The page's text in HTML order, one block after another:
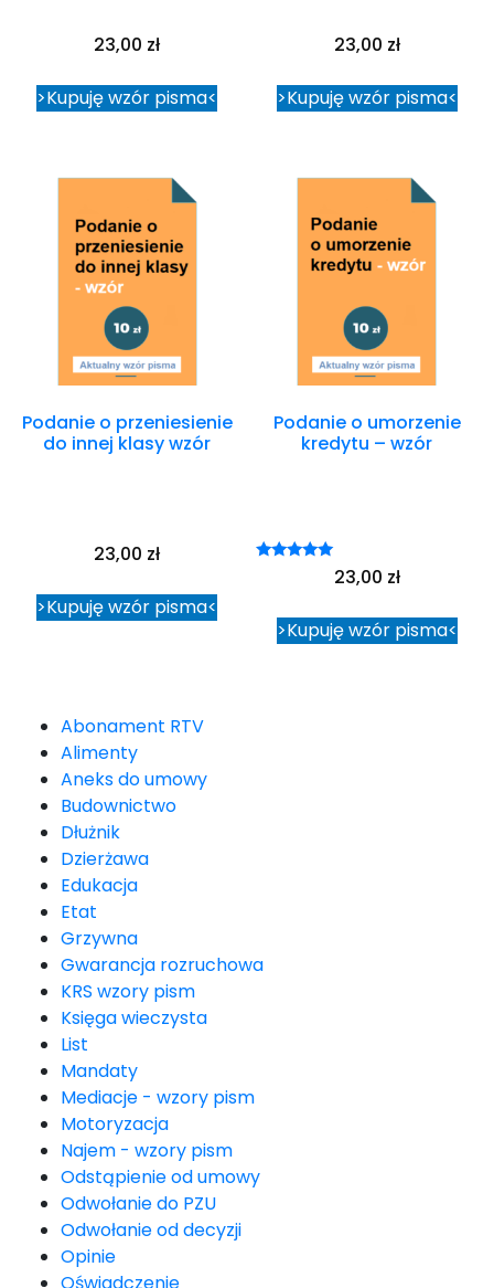
23,00 zł
>Kupuję wzór pisma<
23,00 zł
>Kupuję wzór pisma<
Podanie o przeniesienie
do innej klasy wzór
23,00 zł
>Kupuję wzór pisma<
Podanie o umorzenie
kredytu – wzór
23,00 zł
>Kupuję wzór pisma<
Abonament RTV
Alimenty
Aneks do umowy
Budownictwo
Dłużnik
Dzierżawa
Edukacja
Etat
Grzywna
Gwarancja rozruchowa
KRS wzory pism
Księga wieczysta
List
Mandaty
Mediacje - wzory pism
Motoryzacja
Najem - wzory pism
Odstąpienie od umowy
Odwołanie do PZU
Odwołanie od decyzji
Opinie